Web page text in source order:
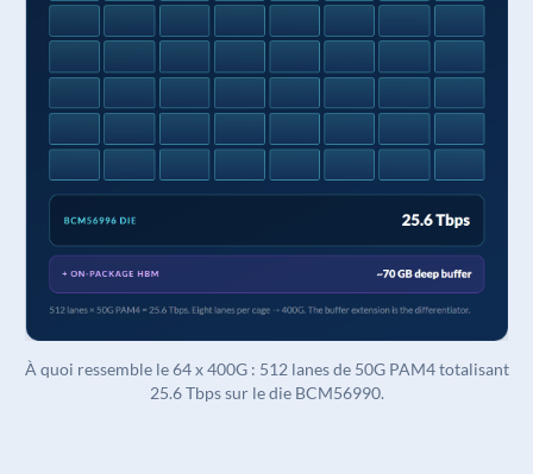
À quoi ressemble le 64 x 400G : 512 lanes de 50G PAM4 totalisant
25.6 Tbps sur le die BCM56990.